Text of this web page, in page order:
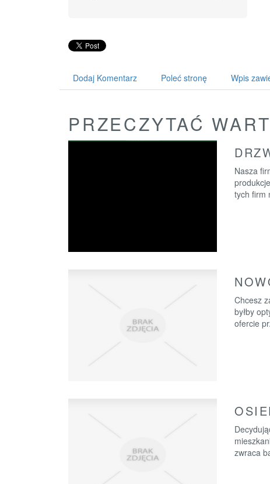
Dodaj Komentarz Poleć stronę Wpis
PRZECZYTAĆ
Nasza
tych firm
Chcesz
byłby
ofercie
zwraca